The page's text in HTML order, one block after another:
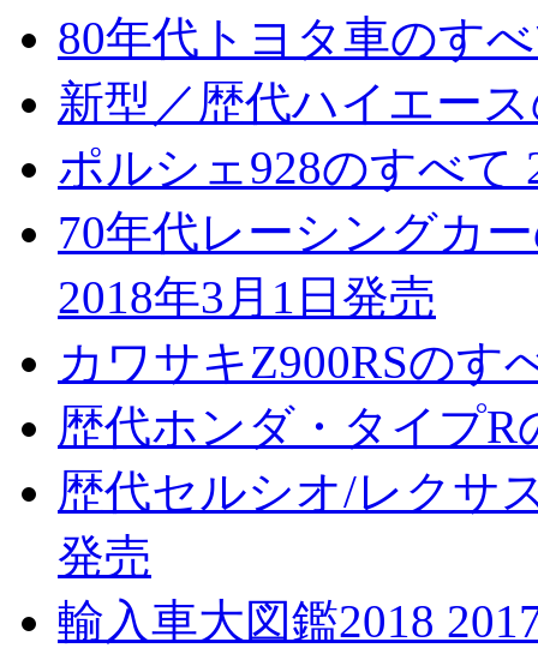
80年代トヨタ車のす
新型／歴代ハイエー
ポルシェ928のすべて
70年代レーシングカ
2018年3月1日発売
カワサキZ900RSのす
歴代ホンダ・タイプR
歴代セルシオ/レクサ
発売
輸入車大図鑑2018